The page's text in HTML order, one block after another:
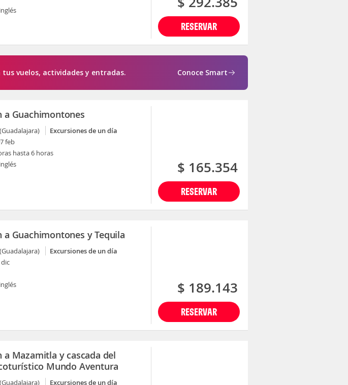
RESERVAR
tus vuelos, actividades y entradas. Conoce Smart
a Guachimontones
Excursiones de un día
feb
hasta 6 horas
RESERVAR
$ 165.354
a Guachimontones y Tequila
Excursiones de un día
RESERVAR
$ 189.143
a Mazamitla y cascada del
Mundo Aventura
Excursiones de un día